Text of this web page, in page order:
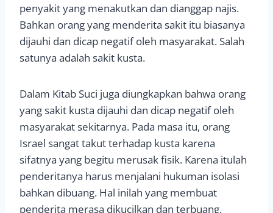
penyakit yang menakutkan dan dianggap najis.
Bahkan orang yang menderita sakit itu biasanya
dijauhi dan dicap negatif oleh masyarakat. Salah
satunya adalah sakit kusta.
Dalam Kitab Suci juga diungkapkan bahwa orang
yang sakit kusta dijauhi dan dicap negatif oleh
masyarakat sekitarnya. Pada masa itu, orang
Israel sangat takut terhadap kusta karena
sifatnya yang begitu merusak fisik. Karena itulah
penderitanya harus menjalani hukuman isolasi
bahkan dibuang. Hal inilah yang membuat
penderita merasa dikucilkan dan terbuang.